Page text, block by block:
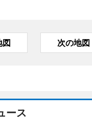
図 次の地図
ース